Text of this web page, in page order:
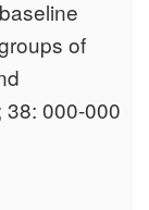
of
000-000